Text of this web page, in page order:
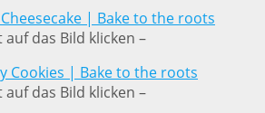
auf das Bild klicken –
auf das Bild klicken –